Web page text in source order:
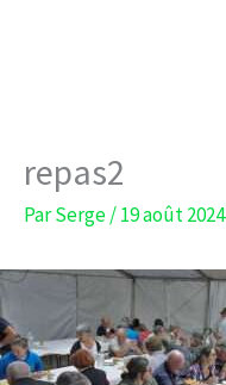
repas2
ParSerge/19 août 2024